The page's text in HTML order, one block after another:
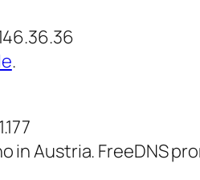
.
in Austria. FreeDNS